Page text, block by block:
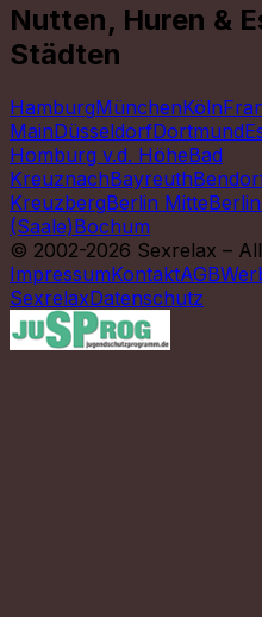
Nutten, Huren &
Städten
HamburgMünchenKöln
MainDüsseldorfDortmund
Homburg v.d. HöheBad
KreuznachBayreuth
KreuzbergBerlin Mitte
(Saale)Bochum
© 2002-2026 Sexrelax –
ImpressumKontaktAGB
SexrelaxDatenschutz